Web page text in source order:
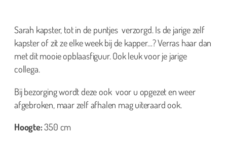
Sarah kapster, tot in de puntjes verzorgd. Is de jarige zelf
kapster of zit ze elke week bij de kapper…? Verras haar dan
met dit mooie opblaasfiguur. Ook leuk voor je jarige
collega.
Bij bezorging wordt deze ook voor u opgezet en weer
afgebroken, maar zelf afhalen mag uiteraard ook.
Hoogte:350 cm